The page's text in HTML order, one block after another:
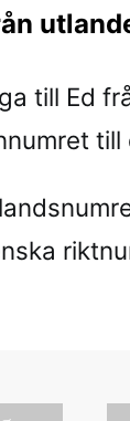
till Ed
till